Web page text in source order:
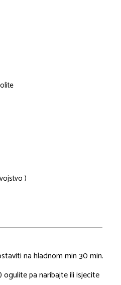
)
na hladnom min 30 min.
ogulite pa naribajte ili isjecite